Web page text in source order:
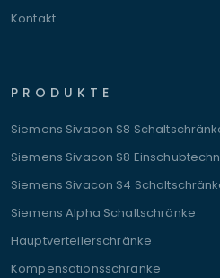
Kontakt
PRODUKTE
Siemens Sivacon S8
Siemens Sivacon S8
Siemens Sivacon S4
Siemens Alpha Schaltschränke
Hauptverteilerschränke
Kompensationsschränke